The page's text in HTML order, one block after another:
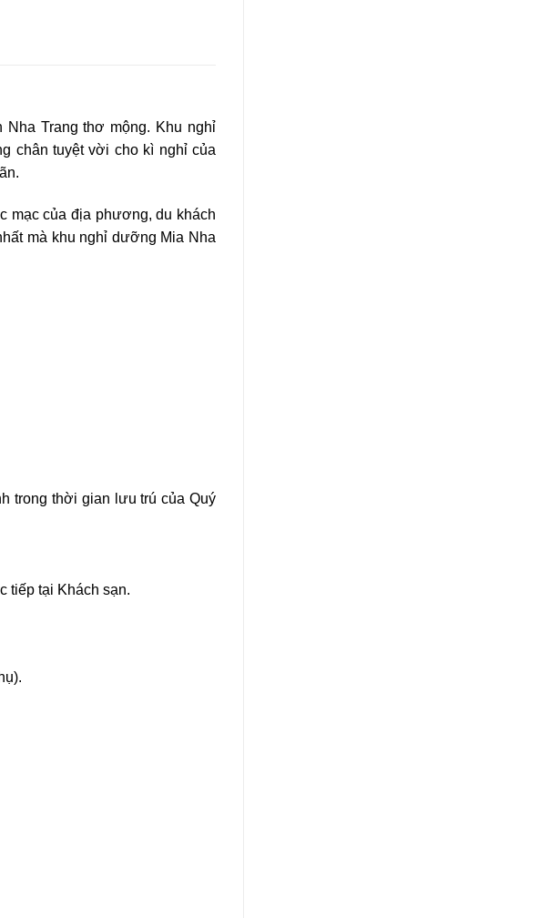
Trang thơ mộng. Khu nghỉ
chân tuyệt vời cho kì nghỉ của
mạc của địa phương, du khách
mà khu nghỉ dưỡng Mia Nha
trong thời gian lưu trú của Quý
tiếp tại Khách sạn.